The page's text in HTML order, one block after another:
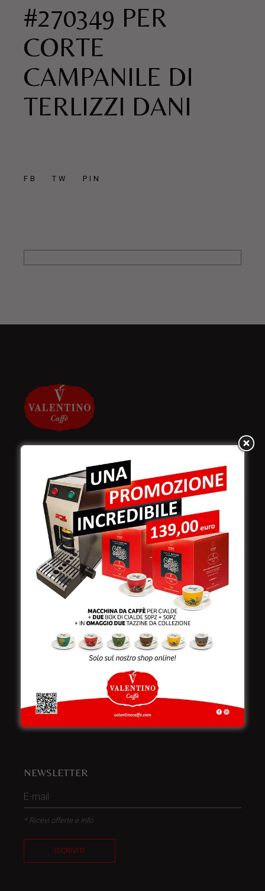
#270349 PER
CORTE
CAMPANILE DI
TERLIZZI DANI
FB TW PIN
Valentino Caffè Spa
Stabilimento
e produzione:
Viale Croazia 8 (Z.I.)
73100 Lecce
Italy
+39 0832 240771
+39 0832 279866
info@valentinocaffespa.com
02583710757
NEWSLETTER
* Ricevi offerte e info
ISCRIVITI